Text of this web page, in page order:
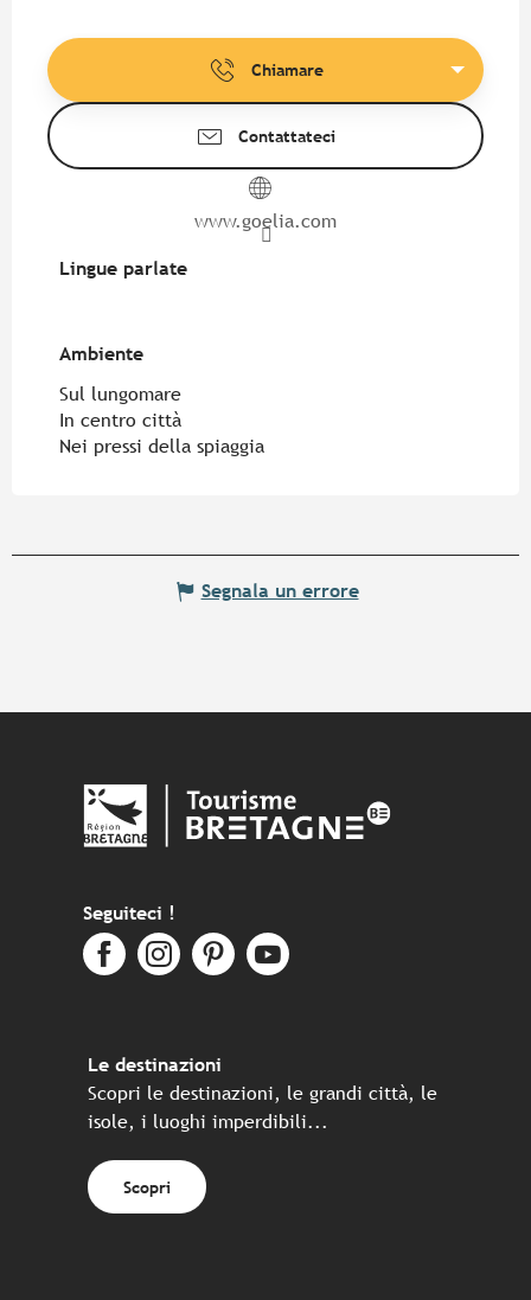
Chiamare
Contattateci
www.goelia.com
Lingue parlate
Lingue parlate
Ambiente
Ambiente
Sul lungomare
In centro città
Nei pressi della spiaggia
Segnala un errore
Seguiteci !
Le destinazioni
Scopri le destinazioni, le grandi città, le
isole, i luoghi imperdibili...
Scopri